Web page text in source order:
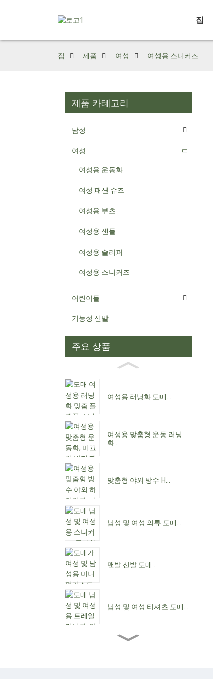
집
집 제품 여성 여성용 스니커즈
제품 카테고리
남성
여성
여성용 운동화
여성 패션 슈즈
여성용 부츠
여성용 샌들
여성용 슬리퍼
여성용 스니커즈
어린이들
기능성 신발
주요 상품
여성용 러닝화 도매...
여성용 맞춤형 운동 러닝
화...
맞춤형 야외 방수 H...
남성 및 여성 의류 도매...
맨발 신발 도매...
남성 및 여성 티셔츠 도매...